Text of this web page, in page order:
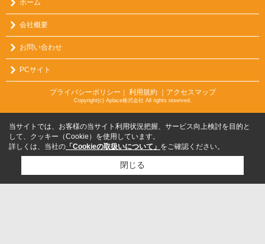
ホーム
会社概要
お問い合わせ
PCサイト
プライバシーポリシー ｜ 利用規約 ｜アクセスマップ
Copyright(c) Aplace株式会社 All rights reserved.
当サイトでは、お客様の当サイト利用状況把握、サービス向上検討を目的と
して、クッキー（Cookie）を使用しています。
詳しくは、当社の 「Cookieの取扱いについて」 をご確認ください。
閉じる